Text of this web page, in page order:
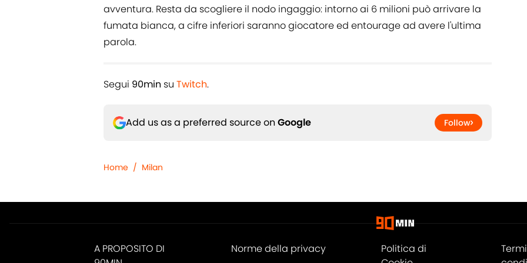
avventura. Resta da scogliere il nodo ingaggio: intorno ai 6 milioni può arrivare la
fumata bianca, a cifre inferiori saranno giocatore ed entourage ad avere l'ultima
parola.
Segui 90min su Twitch.
Add us as a preferred source on Google Follow
Home / Milan
A PROPOSITO DI
Norme della privacy
Politica di